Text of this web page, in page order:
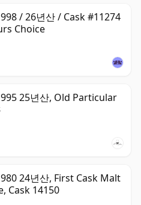
/ 26년산 / Cask #11274
Choice
25년산, Old Particular
24년산, First Cask Malt
Cask 14150